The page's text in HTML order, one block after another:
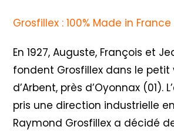
Grosfillex : 100% Made in France
En 1927, Auguste, François et
fondent Grosfillex dans le petit
d’Arbent, près d’Oyonnax (01).
pris une direction industrielle
Raymond Grosfillex a décidé